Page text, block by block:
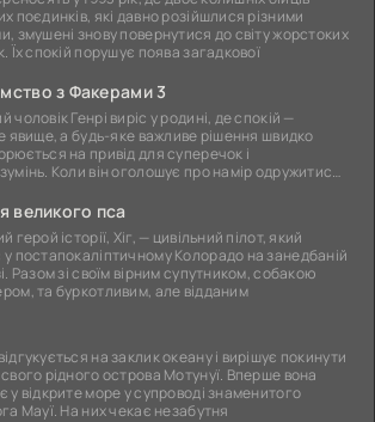
поєдинків, які давно розійшлися різними
змушені знову повернутися до світу жорстоких
Їх спокій порушує поява загадкової
з Факерами 3
чоловік Генрі виріс у родині, де спокій —
явище, а будь-яке важливе рішення швидко
на привід для суперечок і
Коли він оголошує про намір одружитися,
великого пса
герой історії, Хіг, — цивільний пілот, який
постапокаліптичному Колорадо на занедбаній
Разом зі своїм вірним супутником, собакою
та буркотливим, але відданим
на заклик океану і вирішує покинути
рідного острова Мотунуї. Вперше вона
у відкрите море у супроводі знаменитого
Мауї. На них чекає незабутня